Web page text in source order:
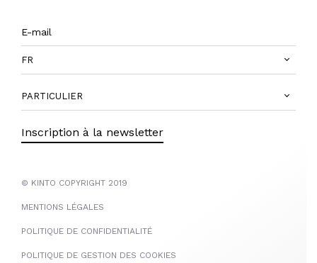
FR
PARTICULIER
Inscription à la newsletter
© KINTO COPYRIGHT 2019
MENTIONS LÉGALES
POLITIQUE DE CONFIDENTIALITÉ
POLITIQUE DE GESTION DES COOKIES